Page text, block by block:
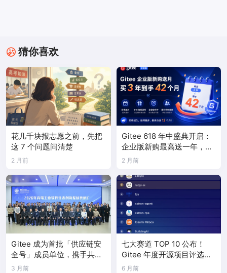
猜你喜欢
花几千块报志愿之前，先把
这 7 个问题问清楚
2 月前
Gitee 618 年中盛典开启：
企业版新购最高送一年，
PocketClaw 首次限时折扣
2 月前
Gitee 成为首批「供应链安
全号」成员单位，携手共建
国产工业软件生态
3 月前
七大赛道 TOP 10 公布！
Gitee 年度开源项目评选结
果正式揭晓
6 月前